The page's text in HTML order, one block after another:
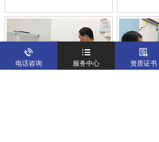
电话咨询 服务中心 资质证书